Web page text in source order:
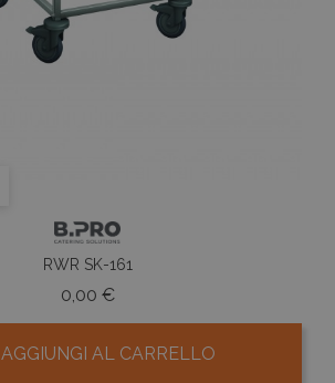
RWR SK-161
0,00 €Prezzo
AGGIUNGI AL CARRELLO